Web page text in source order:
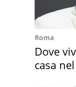
Roma
Dove
casa